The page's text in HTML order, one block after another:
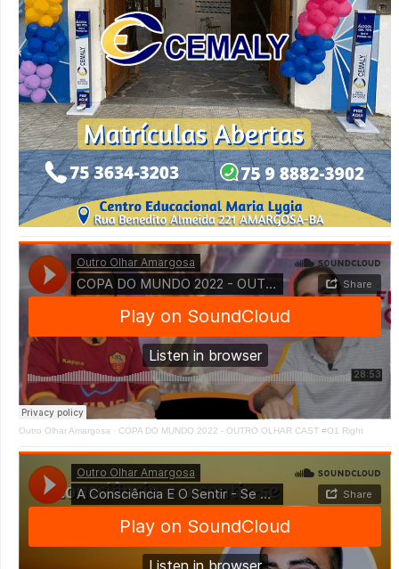
Outro Olhar Amargosa · COPA DO MUNDO 2022 - OUTRO OLHAR CAST #O1 Right